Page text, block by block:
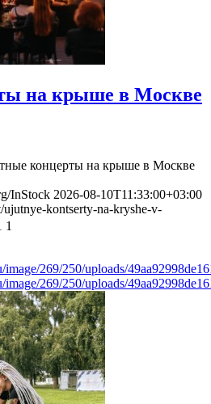
на крыше в Москве
концерты на крыше в Москве
InStock 2026-08-10T11:33:00+03:00
kontserty-na-kryshe-v-
1
image/269/250/uploads/
image/269/250/uploads/